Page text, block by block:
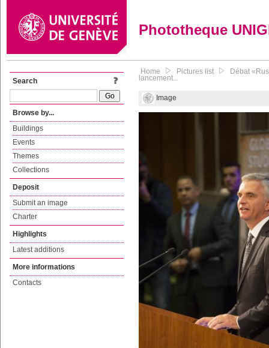
Phototheque
Search
Browse by...
Buildings
Events
Themes
Collections
Deposit
Submit an image
Charter
Highlights
Latest additions
More informations
Contacts
Home Pictures list Débat
lancement...
Image